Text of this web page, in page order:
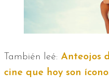
También leé: Anteojos
cine que hoy son